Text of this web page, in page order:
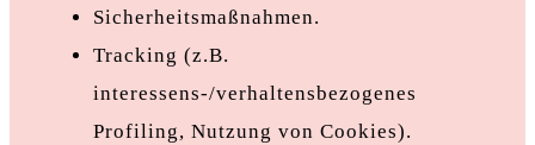
Sicherheitsmaßnahmen.
Tracking (z.B.
interessens-/verhaltensbezogenes
Profiling, Nutzung von Cookies).